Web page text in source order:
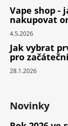
Vape shop -
nakupovat
4.5.2026
Jak vybrat
pro
28.1.2026
Novinky